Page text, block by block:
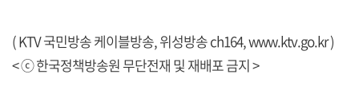
( KTV 국민방송 케이블방송, 위성방송 ch164,www.ktv.go.kr)
< ⓒ 한국정책방송원 무단전재 및 재배포 금지 >